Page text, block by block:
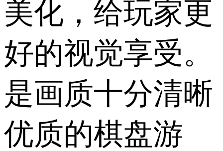
美化，给玩家更
好的视觉享受。
是画质十分清晰
优质的棋盘游